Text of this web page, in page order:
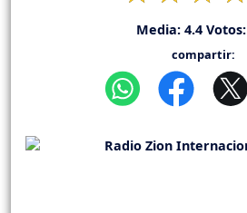
Media: 4.4Votos:
compartir: